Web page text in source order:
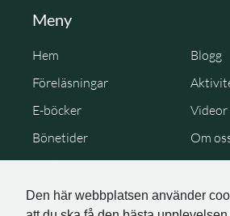
Den här webbplatsen använder
Meny
Hem
Blogg
Föreläsningar
E-böcker
Videor
Bönetider
Om
Cookie Policy